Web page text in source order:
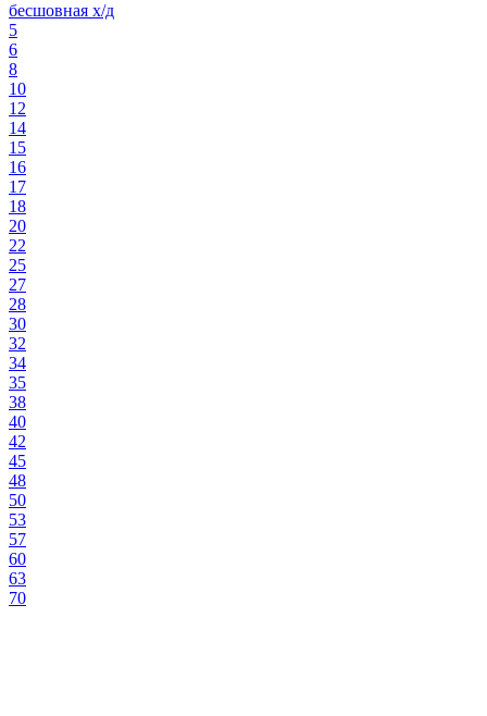
бесшовная х/д
5
6
8
10
12
14
15
16
17
18
20
22
25
27
28
30
32
34
35
38
40
42
45
48
50
53
57
60
63
70